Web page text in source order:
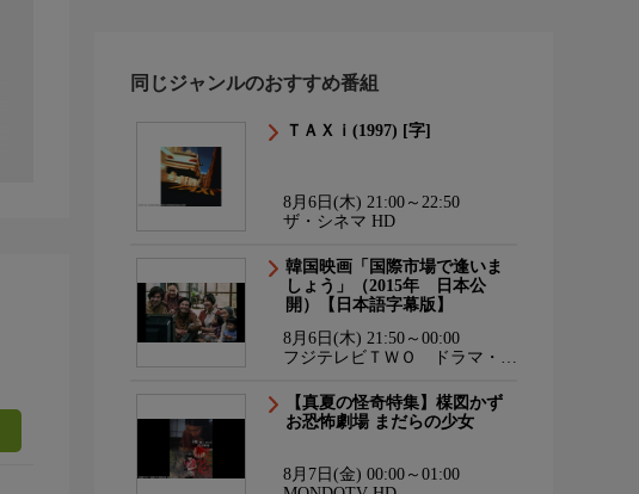
同じジャンルのおすすめ番組
ＴＡＸｉ(1997) [字]
8月6日(木) 21:00～22:50
ザ・シネマ HD
韓国映画「国際市場で逢いま
しょう」（2015年 日本公
開）【日本語字幕版】
8月6日(木) 21:50～00:00
フジテレビＴＷＯ ドラマ・ア
【真夏の怪奇特集】楳図かず
お恐怖劇場 まだらの少女
8月7日(金) 00:00～01:00